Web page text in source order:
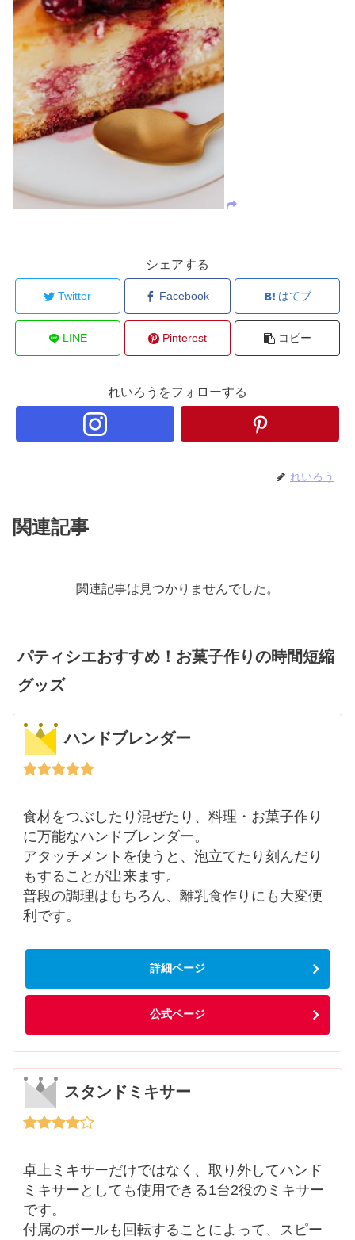
シェアする
Twitter Facebook はてブ
LINE Pinterest コピー
れいろうをフォローする
れいろう
関連記事
関連記事は見つかりませんでした。
パティシエおすすめ！お菓子作りの時間短縮
グッズ
ハンドブレンダー
食材をつぶしたり混ぜたり、料理・お菓子作り
に万能なハンドブレンダー。
アタッチメントを使うと、泡立てたり刻んだり
もすることが出来ます。
普段の調理はもちろん、離乳食作りにも大変便
利です。
詳細ページ
公式ページ
スタンドミキサー
卓上ミキサーだけではなく、取り外してハンド
ミキサーとしても使用できる1台2役のミキサー
です。
付属のボールも回転することによって、スピー